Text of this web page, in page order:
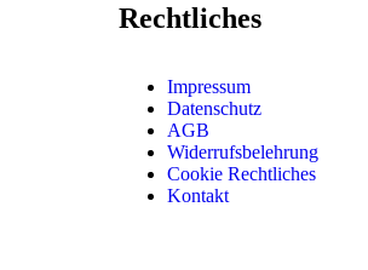
Rechtliches
Impressum
Datenschutz
AGB
Widerrufsbelehrung
Cookie Rechtliches
Kontakt